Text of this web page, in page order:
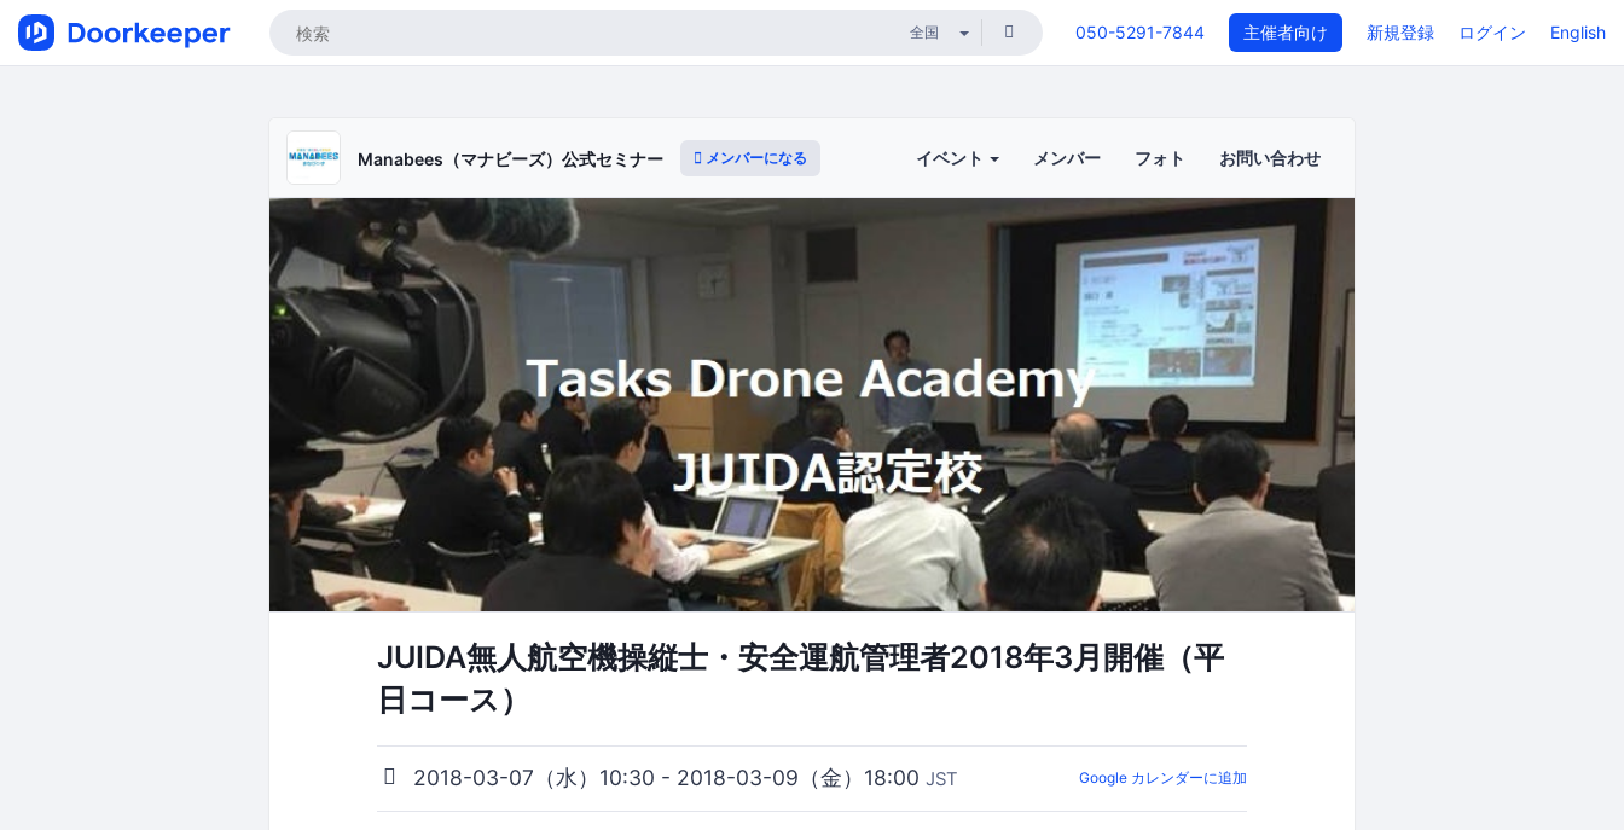
050-5291-7844 主催者向け 新規登録 ログイン English
Manabees（マナビーズ）公式セミナー メンバーになる イベント メンバー フォト お問い合わせ
JUIDA無人航空機操縦士・安全運航管理者2018年3月開催（平
日コース）
2018-03-07（水）10:30 - 2018-03-09（金）18:00 JST Google カレンダーに追加